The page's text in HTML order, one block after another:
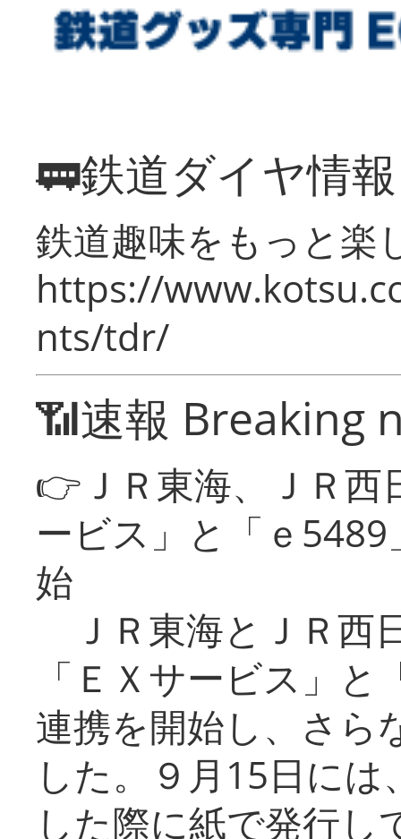
🚃鉄道ダイヤ情
鉄道趣味をもっと楽
https://
nts/tdr/
📶速報 Breaking
👉ＪＲ東海、ＪＲ
ービス」と「ｅ
始
ＪＲ東海とＪＲ西
「ＥＸサービス」
連携を開始し、さら
した。９月15日に
した際に紙で発行し